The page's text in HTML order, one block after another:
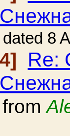
dated 8
Re:
from